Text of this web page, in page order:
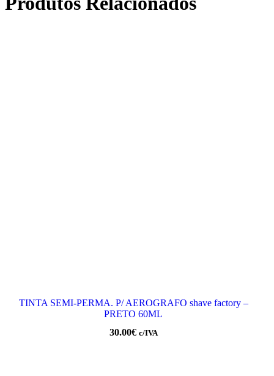
TINTA SEMI-PERMA. P/ AEROGRAFO shave factory –
PRETO 60ML
30.00€ c/IVA